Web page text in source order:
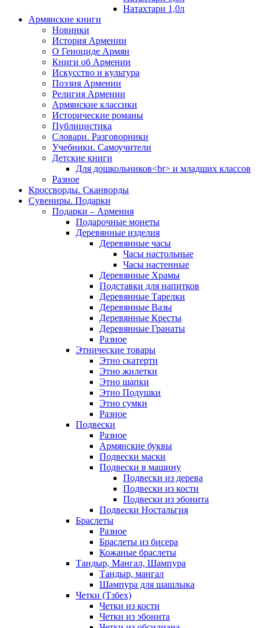
Натахтари 1,0л
Армянские книги
Новинки
История Армении
О Геноциде Армян
Книги об Армении
Иcкусство и культура
Поэзия Армении
Религия Армении
Армянские классики
Исторические романы
Публицистика
Словари. Разговорники
Учебники. Самоучители
Детские книги
Для дошкольников<br> и младших классов
Разное
Кроссворды. Сканворды
Сувениры. Подарки
Подарки – Армения
Подарочные монеты
Деревянные изделия
Деревянные часы
Часы настольные
Часы настенные
Деревянные Храмы
Подставки для напитков
Деревянные Тарелки
Деревянные Вазы
Деревянные Кресты
Деревянные Гранаты
Разное
Этнические товары
Этно скатерти
Этно жилетки
Этно шапки
Этно Подушки
Этно сумки
Разное
Подвески
Разное
Армянские буквы
Подвески маски
Подвески в машину
Подвески из дерева
Подвески из кости
Подвески из эбонита
Подвески Ностальгия
Браслеты
Разное
Браслеты из бисера
Кожаные браслеты
Тандыр, Мангал, Шампура
Тандыр, мангал
Шампура для шашлыка
Четки (Тзбех)
Четки из кости
Четки из эбонита